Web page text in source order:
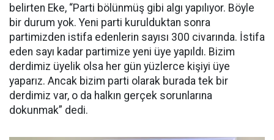
belirten Eke, “Parti bölünmüş gibi algı yapılıyor. Böyle
bir durum yok. Yeni parti kurulduktan sonra
partimizden istifa edenlerin sayısı 300 civarında. İstifa
eden sayı kadar partimize yeni üye yapıldı. Bizim
derdimiz üyelik olsa her gün yüzlerce kişiyi üye
yaparız. Ancak bizim parti olarak burada tek bir
derdimiz var, o da halkın gerçek sorunlarına
dokunmak” dedi.